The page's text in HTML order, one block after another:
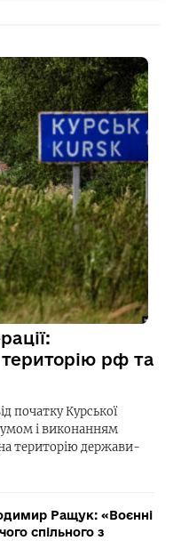
рф та
початку Курської
і виконанням
на територію держави-
Ращук: «Воєнні
спільного з